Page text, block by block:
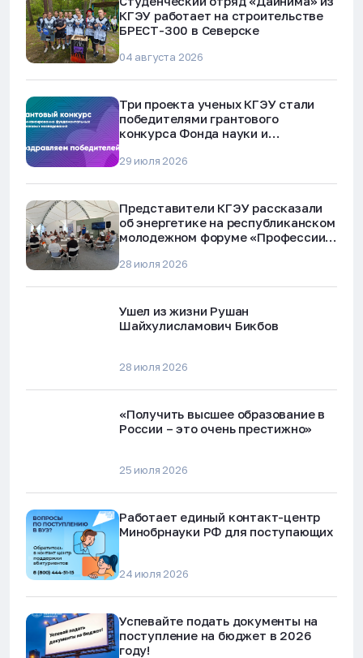
КГЭУ работает на строительстве
БРЕСТ-300 в Северске
04 августа 2026
Три проекта ученых КГЭУ стали
победителями грантового
конкурса Фонда науки и
29 июля 2026
Представители КГЭУ рассказали
об энергетике на республиканском
молодежном форуме «Профессии
28 июля 2026
Ушел из жизни Рушан
Шайхулисламович Бикбов
28 июля 2026
«Получить высшее образование в
России – это очень престижно»
25 июля 2026
Работает единый контакт-центр
Минобрнауки РФ для поступающих
24 июля 2026
Успевайте подать документы на
поступление на бюджет в 2026
году!